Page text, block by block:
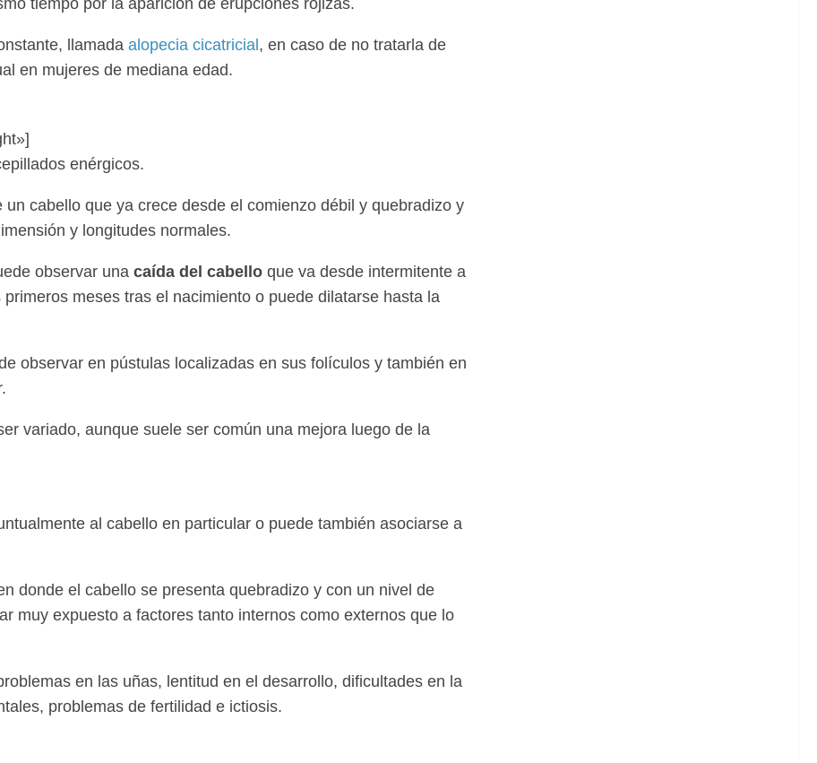
tiempo por la aparición de erupciones rojizas.
llamada alopecia cicatricial , en caso de no tratarla de
en mujeres de mediana edad.
enérgicos.
cabello que ya crece desde el comienzo débil y quebradizo y
y longitudes normales.
observar una caída del cabello que va desde intermitente a
meses tras el nacimiento o puede dilatarse hasta la
observar en pústulas localizadas en sus folículos y también en
variado, aunque suele ser común una mejora luego de la
al cabello en particular o puede también asociarse a
donde el cabello se presenta quebradizo y con un nivel de
muy expuesto a factores tanto internos como externos que lo
en las uñas, lentitud en el desarrollo, dificultades en la
problemas de fertilidad e ictiosis.